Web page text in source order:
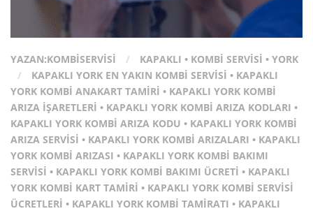
YAZAN:KOMBISERVISI / KAPAKLI • KOMBI SERVISI • YORK
/
KAPAKLI YORK EN YAKIN KOMBI SERVISI • KAPAKLI
YORK KOMBI ANAKART TAMIRI • KAPAKLI YORK KOMBI
ARIZA İŞARETLERI • KAPAKLI YORK KOMBI ARIZA KODLARI •
KAPAKLI YORK KOMBI ARIZA KODU • KAPAKLI YORK KOMBI
ARIZA SERVISI • KAPAKLI YORK KOMBI ARIZALARI • KAPAKLI
YORK KOMBI ARIZASI • KAPAKLI YORK KOMBI BAKIMI
SERVISI • KAPAKLI YORK KOMBI BAKIMI ÜCRETI • KAPAKLI
YORK KOMBI KART TAMIRI • KAPAKLI YORK KOMBI SERVISI
ÜCRETLERI • KAPAKLI YORK KOMBI TAMIRATI • KAPAKLI